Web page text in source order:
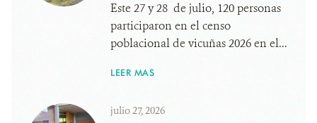
Este 27 y 28 de julio, 120 personas
participaron en el censo
poblacional de vicuñas 2026 en el...
LEER MAS
julio 27, 2026